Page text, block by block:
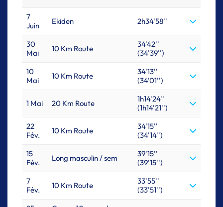
7
Juin
Ekiden 2h34'58''
30
Mai
10 Km Route
34'42''
(34'39'')
10
Mai
10 Km Route
34'13''
(34'01'')
1 Mai 20 Km Route
1h14'24''
(1h14'21'')
22
Fév.
10 Km Route
34'15''
(34'14'')
15
Fév.
Long masculin / sem
39'15''
(39'15'')
7
Fév.
10 Km Route
33'55''
(33'51'')